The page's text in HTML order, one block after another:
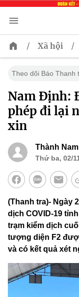
/ Xã hội /
Theo dõi Báo Thanh
Nam Định:
phép đi lại
xin
Thành Nam
Thứ ba, 02/
(Thanh tra)- Ngày
dịch COVID-19
trạm kiểm dịch
tượng diện F2
và có kết quả xét